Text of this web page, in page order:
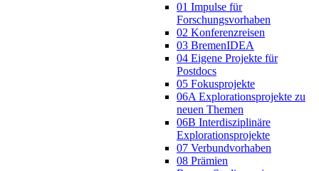
01 Impulse für
Forschungsvorhaben
02 Konferenzreisen
03 BremenIDEA
04 Eigene Projekte für
Postdocs
05 Fokusprojekte
06A Explorationsprojekte zu
neuen Themen
06B Interdisziplinäre
Explorationsprojekte
07 Verbundvorhaben
08 Prämien